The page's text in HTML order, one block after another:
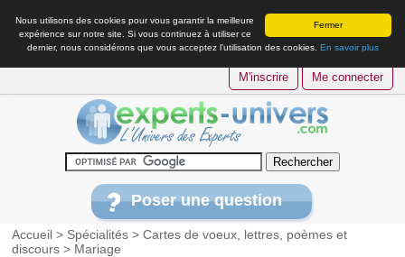
Fermer
Nous utilisons des cookies pour vous garantir la meilleure
expérience sur notre site. Si vous continuez à utiliser ce
dernier, nous considérons que vous acceptez l’utilisation des cookies. En savoir plus
M'inscrire Me connecter
Poser une question
Accueil > Spécialités >Cartes de voeux, lettres, poèmes et
discours > Mariage